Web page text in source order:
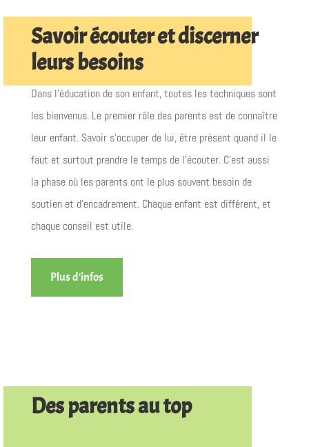
Savoir écouter et discerner
leurs besoins
Dans l’éducation de son enfant, toutes les techniques sont
les bienvenus. Le premier rôle des parents est de connaître
leur enfant. Savoir s’occuper de lui, être présent quand il le
faut et surtout prendre le temps de l’écouter. C’est aussi
la phase où les parents ont le plus souvent besoin de
soutien et d’encadrement. Chaque enfant est différent, et
chaque conseil est utile.
Plus d'infos
Des parents au top